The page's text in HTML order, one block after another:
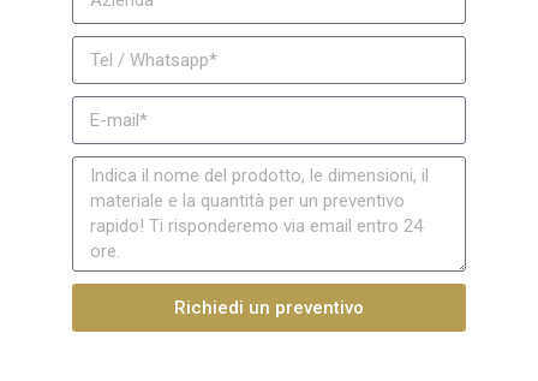
di fissaggio avanzati e di alta qualità, con
particolare attenzione alla precisione e alla
produzione a basse emissioni di carbonio.
Attirerà fornitori, acquirenti, funzionari
governativi, esponenti del mondo
accademico e media da tutto il mondo, il che
lo rende adatto alle aziende che desiderano
ampliare la propria presenza a livello
Richiedi un preventivo